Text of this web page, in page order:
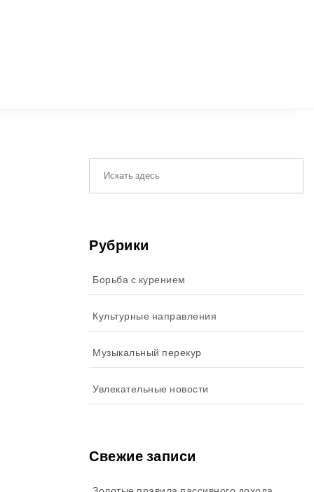
Рубрики
Борьба с курением
Культурные направления
Музыкальный перекур
Увлекательные новости
Свежие записи